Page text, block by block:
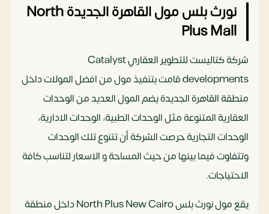
نورث بلس مول القاهرة الجديدة North
Plus Mall
شركة كتاليست للتطوير العقاري Catalyst
developments قامت بتنفيذ مول من افضل المولات داخل
منطقة القاهرة الجديدة يضم المول العديد من الوحدات
العقارية المتنوعة مثل الوحدات الطبية، الوحدات الادارية،
الوحدات التجارية حرصت الشركة أن تتنوع تلك الوحدات
وتتفاوت فيما بينها من حيث المساحة و الاسعار لتناسب كافة
الاحتياجات.
يقع مول نورث بلس North Plus New Cairo داخل منطقة